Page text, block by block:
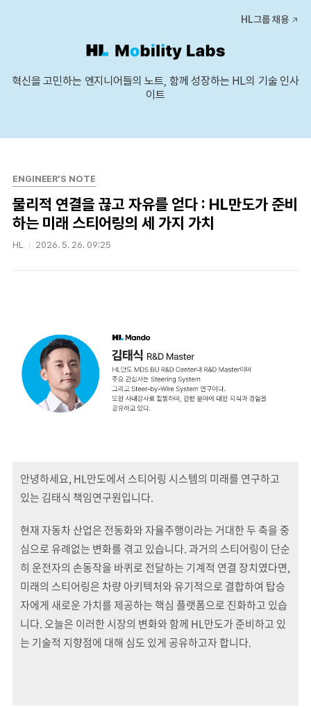
HL그룹 채용
혁신을 고민하는 엔지니어들의 노트, 함께 성장하는 HL의 기술 인사
이트
ENGINEER'S NOTE
물리적 연결을 끊고 자유를 얻다 : HL만도가 준비
하는 미래 스티어링의 세 가지 가치
HL 2026. 5. 26. 09:25
안녕하세요, HL만도에서 스티어링 시스템의 미래를 연구하고
있는 김태식 책임연구원입니다.
현재 자동차 산업은 전동화와 자율주행이라는 거대한 두 축을 중
심으로 유례없는 변화를 겪고 있습니다. 과거의 스티어링이 단순
히 운전자의 손동작을 바퀴로 전달하는 기계적 연결 장치였다면,
미래의 스티어링은 차량 아키텍처와 유기적으로 결합하여 탑승
자에게 새로운 가치를 제공하는 핵심 플랫폼으로 진화하고 있습
니다. 오늘은 이러한 시장의 변화와 함께 HL만도가 준비하고 있
는 기술적 지향점에 대해 심도 있게 공유하고자 합니다.